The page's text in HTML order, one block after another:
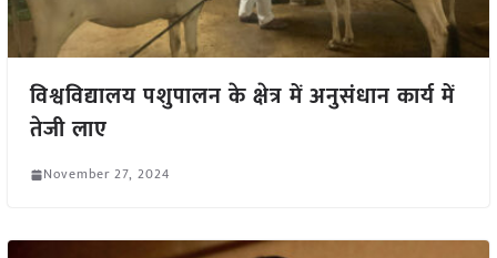
विश्वविद्यालय पशुपालन के क्षेत्र में अनुसंधान कार्य में
तेजी लाए
November 27, 2024